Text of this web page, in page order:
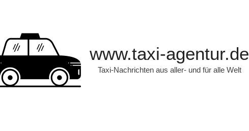
www.taxi-agentur.de
Taxi-Nachrichten aus aller- und für alle Welt